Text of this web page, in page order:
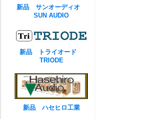
新品 サンオーディオ
SUN AUDIO
新品 トライオード
TRIODE
新品 ハセヒロ工業